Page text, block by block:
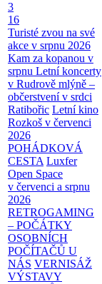
3
16
Turisté zvou na své
akce v srpnu 2026
Kam za kopanou v
srpnu Letní koncerty
v Rudrově mlýně –
občerstvení v srdci
Ratibořic Letní kino
Rozkoš v červenci
2026
POHÁDKOVÁ
CESTA Luxfer
Open Space
v červenci a srpnu
2026
RETROGAMING
– POČÁTKY
OSOBNÍCH
POČÍTAČŮ U
NÁS VERNISÁŽ
VÝSTAVY